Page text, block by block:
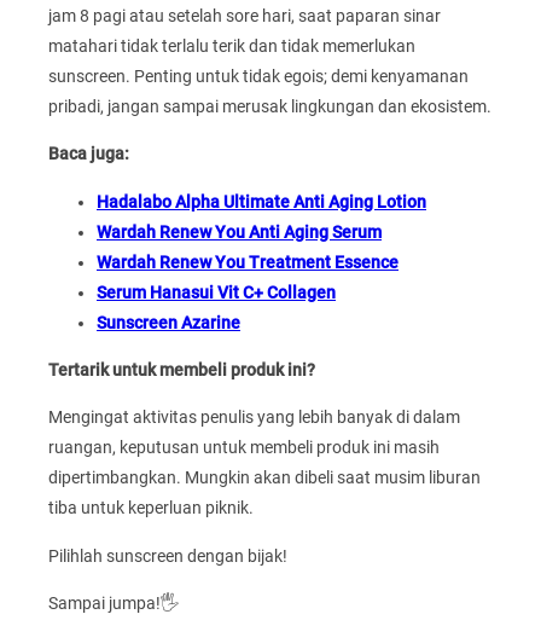
jam 8 pagi atau setelah sore hari, saat paparan sinar
matahari tidak terlalu terik dan tidak memerlukan
sunscreen. Penting untuk tidak egois; demi kenyamanan
pribadi, jangan sampai merusak lingkungan dan ekosistem.
Baca juga:
Hadalabo Alpha Ultimate Anti Aging Lotion
Wardah Renew You Anti Aging Serum
Wardah Renew You Treatment Essence
Serum Hanasui Vit C+ Collagen
Sunscreen Azarine
Tertarik untuk membeli produk ini?
Mengingat aktivitas penulis yang lebih banyak di dalam
ruangan, keputusan untuk membeli produk ini masih
dipertimbangkan. Mungkin akan dibeli saat musim liburan
tiba untuk keperluan piknik.
Pilihlah sunscreen dengan bijak!
Sampai jumpa!🖐️